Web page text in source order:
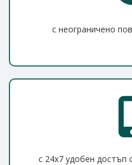
с неограничено
с 24x7 удобен достъп